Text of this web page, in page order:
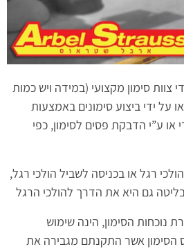
צוות סימון מקצועי (במידה ויש כמות
על ידי ביצוע סימונים באמצעות
או ע”י הדבקת פסים לסימון, כפי
רגל או בכניסה לשביל הולכי רגל,
גם היא את הדרך להולכי הרגל
נוכחות הסימון, הינה שימוש
הסימון אשר התקנתם מגבירה את